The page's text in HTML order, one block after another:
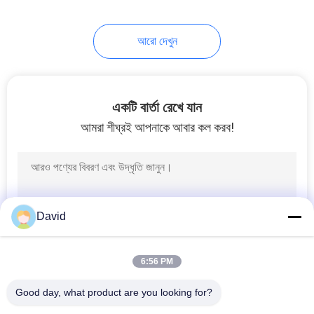
আরো দেখুন
একটি বার্তা রেখে যান
আমরা শীঘ্রই আপনাকে আবার কল করব!
David
6:56 PM
Good day, what product are you looking for?